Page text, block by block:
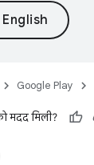
Google Play
मदद मिली?